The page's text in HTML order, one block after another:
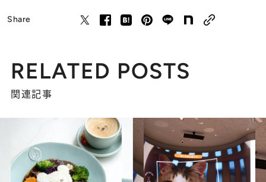
Share
RELATED POSTS
関連記事